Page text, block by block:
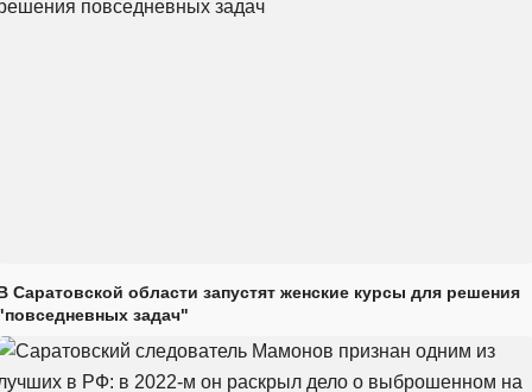
Саратовской области запустят женские курсы для решения
задач"